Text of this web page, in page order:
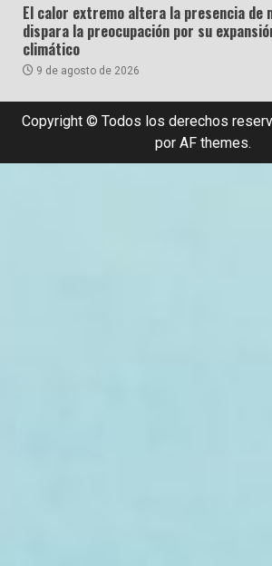
El calor extremo altera la presencia de
dispara la preocupación por su
climático
9 de agosto de 2026
Copyright © Todos los derechos
por AF themes.